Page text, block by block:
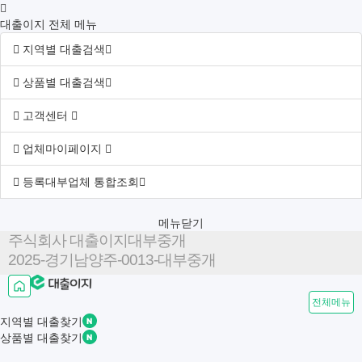
대출이지 전체 메뉴
지역별 대출검색
상품별 대출검색
고객센터
업체마이페이지
등록대부업체 통합조회
메뉴닫기
주식회사 대출이지대부중개
2025-경기남양주-0013-대부중개
전체메뉴
지역별 대출찾기
상품별 대출찾기